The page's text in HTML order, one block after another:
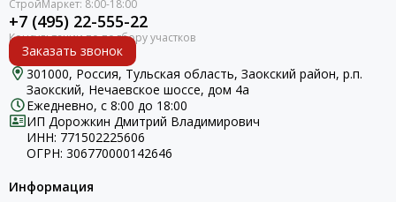
+7 (495) 22-555-22
Заказать звонок
301000, Россия, Тульская область, Заокский район, р.п.
Заокский, Нечаевское шоссе, дом 4а
Ежедневно, с 8:00 до 18:00
ИП Дорожкин Дмитрий Владимирович
ИНН: 771502225606
ОГРН: 306770000142646
Информация